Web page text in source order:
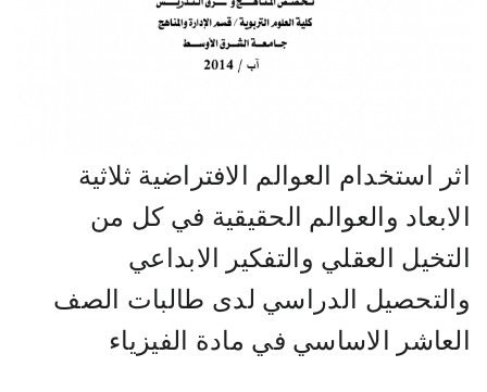
اثر استخدام العوالم الافتراضية ثلاثية
الابعاد والعوالم الحقيقية في كل من
التخيل العقلي والتفكير الابداعي
والتحصيل الدراسي لدى طالبات الصف
العاشر الاساسي في مادة الفيزياء